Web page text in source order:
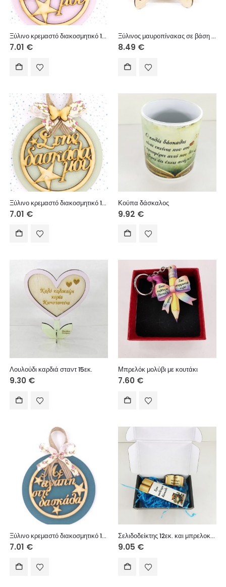
Ξύλινο κρεμαστό διακοσμητικό 12 εκ. Στην δασκάλα μου
7.01 €
Ξύλινος μαυροπίνακας σε βάση 15 εκ. με εκτυπωμένο ξύλινο πάπυρο
8.49 €
Ξύλινο κρεμαστό διακοσμητικό 12 εκ. Στην δασκάλα μου
7.01 €
Κούπα δάσκαλος
9.92 €
Λουλούδι καρδιά σταντ 15εκ.
9.30 €
Μπρελόκ μολύβι με κουτάκι
7.60 €
Ξύλινο κρεμαστό διακοσμητικό 12 εκ. (Με αγάπη στη δασκάλα)
7.01 €
Σελιδοδείκτης 12εκ. και μπρελοκ στον καλύτερο δάσκαλο
9.05 €